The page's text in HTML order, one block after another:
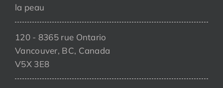
la peau
120 - 8365 rue Ontario
Vancouver, BC, Canada
V5X 3E8